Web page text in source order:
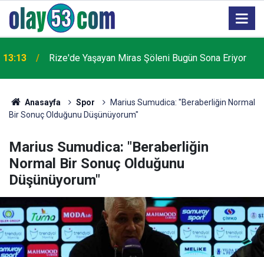
11:19
Karadeniz'de yayılıyor
Anasayfa Spor
Marius Sumudica: "Beraberliğin Normal
Bir Sonuç Olduğunu Düşünüyorum"
Marius Sumudica: "Beraberliğin
Normal Bir Sonuç Olduğunu
Düşünüyorum"